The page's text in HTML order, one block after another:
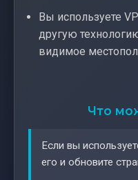
Вы используете
другую
видимое
Что
Если вы
его и обновите